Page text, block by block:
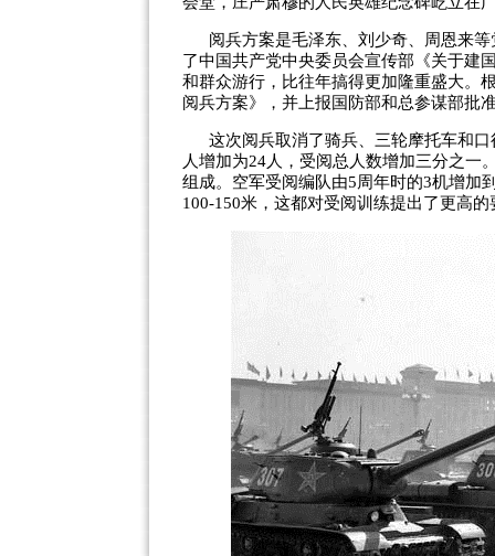
阅兵方案是毛泽东、刘少奇、周恩来
了中国共产党中央委员会宣传部《关于建
和群众游行，比往年搞得更加隆重盛大。
阅兵方案》，并上报国防部和总参谋部批
这次阅兵取消了骑兵、三轮摩托车和
人增加为24人，受阅总人数增加三分之一
组成。空军受阅编队由5周年时的3机增加
100-150米，这都对受阅训练提出了更高的